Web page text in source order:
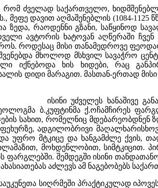
რომ ძველად საქართველო,
მეფე დავით აღმაშენებლის (1084-
ზედა, რაოდენნი გზანი, საწყინოდ
ავტორის ხატოვან აღწერაში
როდესაც მისი თანამედროვე
მხოლოდ მსხვილ სავაჭრო
იქნებოდა ხის ხიდები, რაც
დიდი მარაგით. მასთან-ერთად
ისინი უძველეს ხანაშივე
ბ.კუფტინმა ქ.ოჩამჩირეს
სახით, რომელნიც
ადგილობრივი
უფრო მტკიცე და ხანგამძლე ქვის,
მოხდენლობით, სიმტკიცით.
ფარგლებში. შემდეგში ისინი
აძლევს ამ ნაგებობებს
სიღრმეში პრაქტიკულად